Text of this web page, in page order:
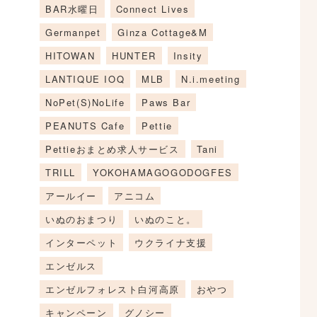
BAR水曜日
Connect Lives
Germanpet
Ginza Cottage&M
HITOWAN
HUNTER
Insity
LANTIQUE IOQ
MLB
N.i.meeting
NoPet(S)NoLife
Paws Bar
PEANUTS Cafe
Pettie
Pettieおまとめ求人サービス
Tani
TRILL
YOKOHAMAGOGODOGFES
アールイー
アニコム
いぬのおまつり
いぬのこと。
インターペット
ウクライナ支援
エンゼルス
エンゼルフォレスト白河高原
おやつ
キャンペーン
グノシー